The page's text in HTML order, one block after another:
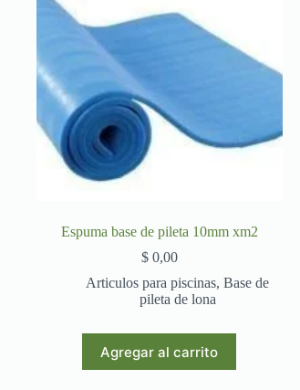
Espuma base de pileta 10mm xm2
$0,00
Articulos para piscinas,Base de
pileta de lona
Agregar al carrito